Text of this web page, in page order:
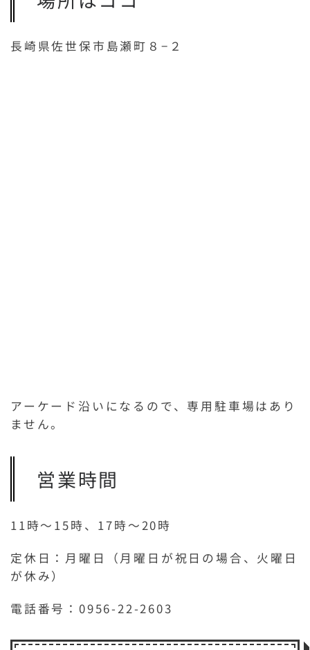
長崎県佐世保市島瀬町８−２
アーケード沿いになるので、専用駐車場はあり
ません。
営業時間
11時〜15時、17時〜20時
定休日：月曜日（月曜日が祝日の場合、火曜日
が休み）
電話番号：0956-22-2603